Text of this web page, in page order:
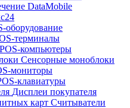
DataMobile
оборудование
терминалы
POS-компьютеры
Сенсорные моноблоки
мониторы
клавиатуры
Дисплеи покупателя
Считыватели